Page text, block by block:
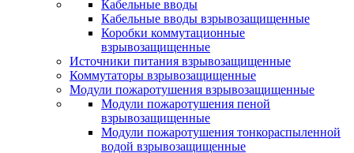
Кабельные вводы
Кабельные вводы взрывозащищенные
Коробки коммутационные
взрывозащищенные
Источники питания взрывозащищенные
Коммутаторы взрывозащищенные
Модули пожаротушения взрывозащищенные
Модули пожаротушения пеной
взрывозащищенные
Модули пожаротушения тонкораспыленной
водой взрывозащищенные